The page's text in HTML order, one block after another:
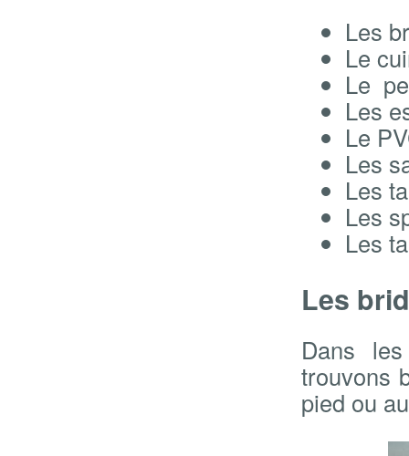
Les
Le
Le
Les
Le
Les
Les
Les
Les
Les
Dans
trouvons
pied ou